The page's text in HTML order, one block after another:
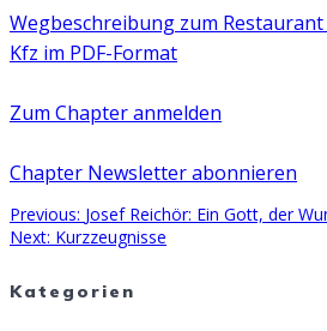
Wegbeschreibung zum
Kfz im PDF-Format
Zum Chapter anmelden
Chapter Newsletter abonnieren
Previous: Previous
post:
Josef Reichör: Ein Gott, der
Next: Next
Kurzzeugnisse
Kategorien